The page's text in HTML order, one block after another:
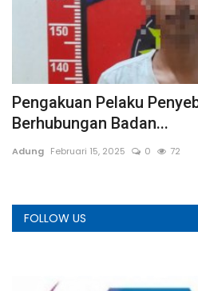
Pengakuan Pelaku
Berhubungan Badan...
Adung Februari 15, 2025 0 72
FOLLOW US